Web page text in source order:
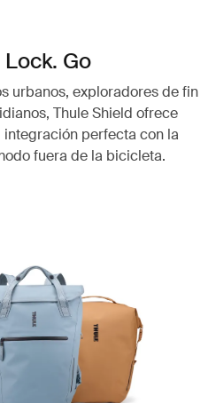
Go
urbanos, exploradores de fin
Thule Shield ofrece
perfecta con la
fuera de la bicicleta.